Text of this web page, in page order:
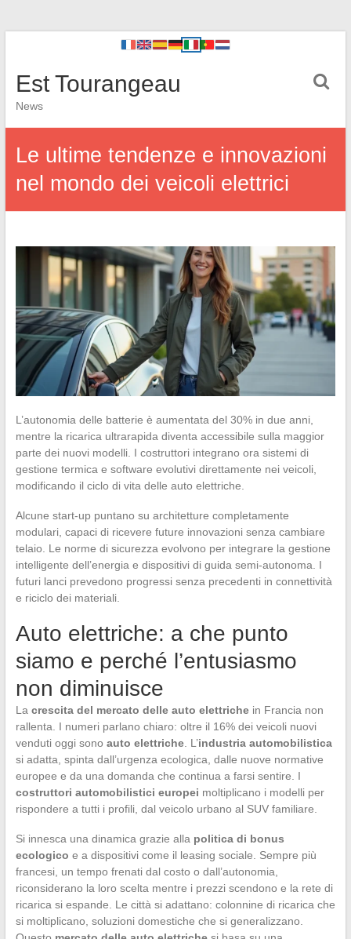
Est Tourangeau
News
Le ultime tendenze e innovazioni
nel mondo dei veicoli elettrici
L’autonomia delle batterie è aumentata del 30% in due anni,
mentre la ricarica ultrarapida diventa accessibile sulla maggior
parte dei nuovi modelli. I costruttori integrano ora sistemi di
gestione termica e software evolutivi direttamente nei veicoli,
modificando il ciclo di vita delle auto elettriche.
Alcune start-up puntano su architetture completamente
modulari, capaci di ricevere future innovazioni senza cambiare
telaio. Le norme di sicurezza evolvono per integrare la gestione
intelligente dell’energia e dispositivi di guida semi-autonoma. I
futuri lanci prevedono progressi senza precedenti in connettività
e riciclo dei materiali.
Auto elettriche: a che punto
siamo e perché l’entusiasmo
non diminuisce
La crescita del mercato delle auto elettrichein Francia non
rallenta. I numeri parlano chiaro: oltre il 16% dei veicoli nuovi
venduti oggi sono auto elettriche. L’industria automobilistica
si adatta, spinta dall’urgenza ecologica, dalle nuove normative
europee e da una domanda che continua a farsi sentire. I
costruttori automobilistici europei moltiplicano i modelli per
rispondere a tutti i profili, dal veicolo urbano al SUV familiare.
Si innesca una dinamica grazie alla politica di bonus
ecologico e a dispositivi come il leasing sociale. Sempre più
francesi, un tempo frenati dal costo o dall’autonomia,
riconsiderano la loro scelta mentre i prezzi scendono e la rete di
ricarica si espande. Le città si adattano: colonnine di ricarica che
si moltiplicano, soluzioni domestiche che si generalizzano.